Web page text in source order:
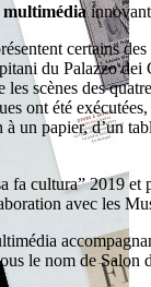
certains
du Palazzo
scènes des
ont été
papier, d’un
cultura” 2019
avec les
le nom de Salon